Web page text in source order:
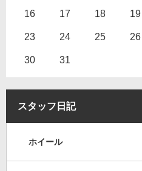
16 17 18 19
23 24 25 26
30 31
スタッフ日記
ホイール